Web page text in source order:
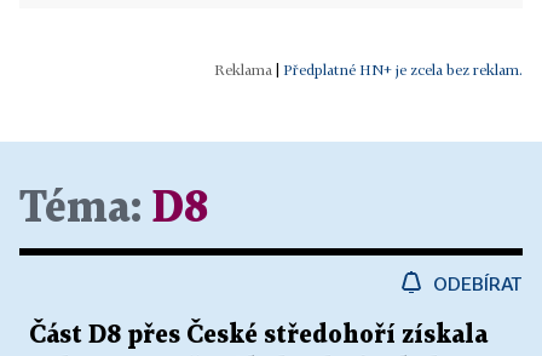
Předplatné HN+ je zcela bez reklam.
Téma: D8
ODEBÍRAT
Část D8 přes České středohoří získala